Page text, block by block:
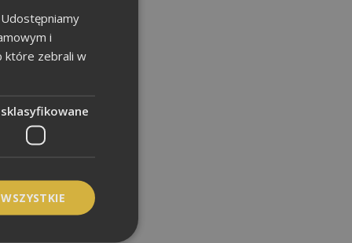
i
które zebrali w